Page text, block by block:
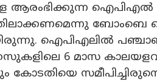
ആരംഭിക്കുന്ന ഐപിഎൽ
ഐപിഎലിൽ
6 മാസ കാലയളവ്
കോടതിയെ